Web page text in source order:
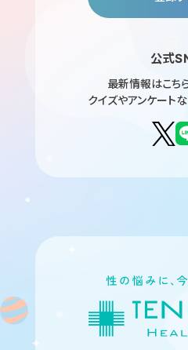
公式
最新情報はこちら
クイズやアンケート